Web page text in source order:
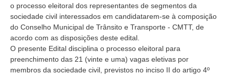
o processo eleitoral dos representantes de segmentos da
sociedade civil interessados em candidatarem-se à composição
do Conselho Municipal de Trânsito e Transporte ‐ CMTT, de
acordo com as disposições deste edital.
O presente Edital disciplina o processo eleitoral para
preenchimento das 21 (vinte e uma) vagas eletivas por
membros da sociedade civil, previstos no inciso II do artigo 4º